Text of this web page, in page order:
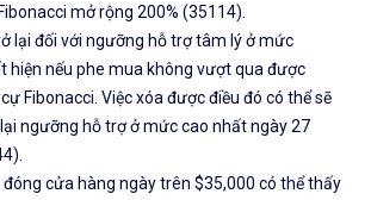
mở rộng 200% (35114).
lại đối với ngưỡng hỗ trợ tâm lý ở mức
hiện nếu phe mua không vượt qua được
Fibonacci. Việc xóa được điều đó có thể sẽ
ngưỡng hỗ trợ ở mức cao nhất ngày 27
cửa hàng ngày trên $35,000 có thể thấy